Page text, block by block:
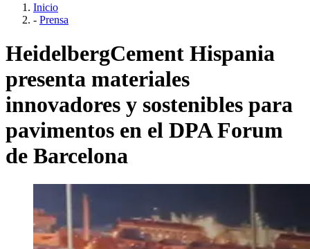
Inicio
- Prensa
HeidelbergCement Hispania
presenta materiales
innovadores y sostenibles para
pavimentos en el DPA Forum
de Barcelona